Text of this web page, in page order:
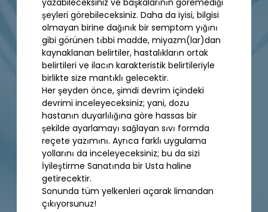
yazabileceksiniz ve başkalarının göremediği
şeyleri görebileceksiniz. Daha da iyisi, bilgisi
olmayan birine dağınık bir semptom yığını
gibi görünen tıbbi madde, miyazm(lar)dan
kaynaklanan belirtiler, hastalıkların ortak
belirtileri ve ilacın karakteristik belirtileriyle
birlikte size mantıklı gelecektir.
Her şeyden önce, şimdi devrim içindeki
devrimi inceleyeceksiniz; yani, dozu
hastanın duyarlılığına göre hassas bir
şekilde ayarlamayı sağlayan sıvı formda
reçete yazımını. Ayrıca farklı uygulama
yollarını da inceleyeceksiniz; bu da sizi
İyileştirme Sanatında bir Usta haline
getirecektir.
Sonunda tüm yelkenleri açarak limandan
çıkıyorsunuz!